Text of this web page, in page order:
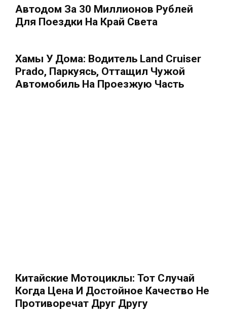
Автодом За 30 Миллионов Рублей
Для Поездки На Край Света
Хамы У Дома: Водитель Land Cruiser
Prado, Паркуясь, Оттащил Чужой
Автомобиль На Проезжую Часть
Китайские Мотоциклы: Тот Случай
Когда Цена И Достойное Качество Не
Противоречат Друг Другу